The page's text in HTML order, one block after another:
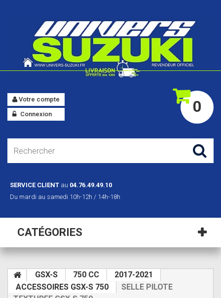
0
Votre compte
Connexion
SERVICE CLIENT au 04.76.49.49.10
Du mardi au samedi 10h-12h / 14h-18h
CATÉGORIES
GSX-S 750 CC
2017-2021
ACCESSOIRES GSX-S 750
SELLE PILOTE